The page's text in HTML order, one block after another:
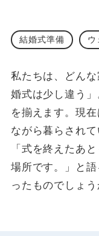
結婚式準備 ウ
私たちは、どん
婚式は少し違う
を揃えます。現
ながら暮らされ
「式を終えたあ
場所です。」と
ったものでしょう